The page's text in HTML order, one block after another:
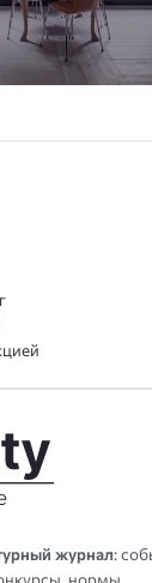
журнал:
нормы,